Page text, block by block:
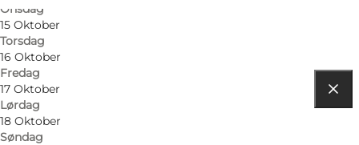
Onsdag
15 Oktober
Torsdag
16 Oktober
Fredag
17 Oktober
Lørdag
18 Oktober
Søndag